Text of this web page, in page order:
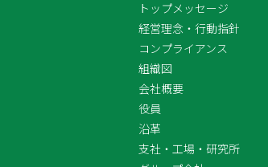
トップメッセージ
経営理念・行動指針
コンプライアンス
組織図
会社概要
役員
沿革
支社・工場・研究所